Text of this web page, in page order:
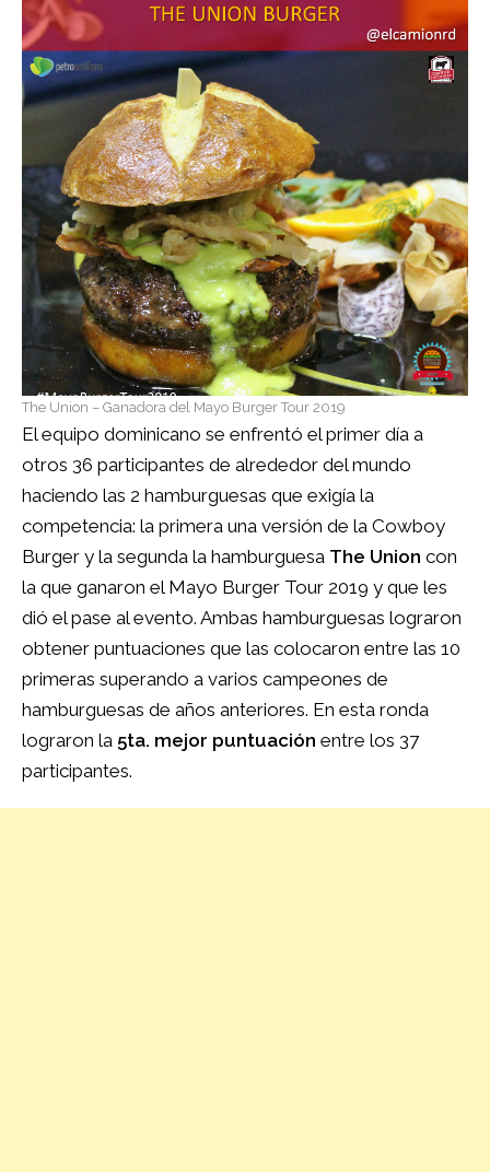
The Union – Ganadora del Mayo Burger Tour 2019
El equipo dominicano se enfrentó el primer día a
otros 36 participantes de alrededor del mundo
haciendo las 2 hamburguesas que exigía la
competencia: la primera una versión de la Cowboy
Burger y la segunda la hamburguesa The Union con
la que ganaron el Mayo Burger Tour 2019 y que les
dió el pase al evento. Ambas hamburguesas lograron
obtener puntuaciones que las colocaron entre las 10
primeras superando a varios campeones de
hamburguesas de años anteriores. En esta ronda
lograron la 5ta. mejor puntuación entre los 37
participantes.